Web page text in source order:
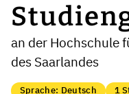
an der Hochschule
des Saarlandes
Sprache: Deutsch 1